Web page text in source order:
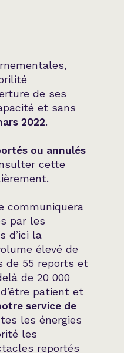
de ses
et sans
2022.
ou annulés
cette
communiquera
par les
d’ici la
élevé de
de 55 reports et
de 20 000
patient et
service de
les énergies
les
reportés